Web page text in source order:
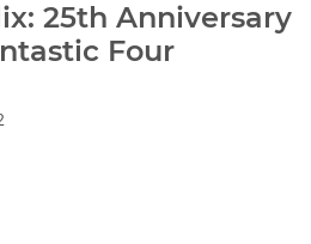
25th Anniversary
Four